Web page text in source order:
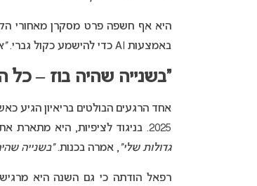
היא אף חשפה פרט מסקרן מאחורי
באמצעות AI כדי להישמע כקול גברי.
“בשנייה שהיה בוז – כל
אחד הרגעים הבולטים בריאיון הגיע
2025. בניגוד לציפיות, היא מתארת את הרגעים הקשים כאירוע שחיזק אותה נפשית.
גדולות שלי”, אמרה בכנות.“בשנייה
רפאל הודתה כי גם השנה היא